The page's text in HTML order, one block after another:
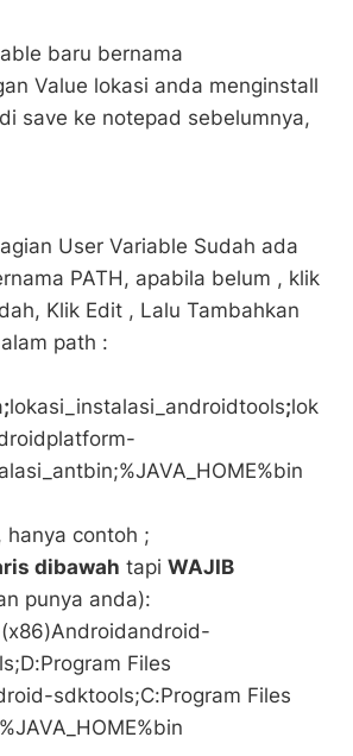
baru bernama
Value lokasi anda menginstall
save ke notepad sebelumnya,
User Variable Sudah ada
PATH, apabila belum , klik
Klik Edit , Lalu Tambahkan
path :
;lokasi_instalasi_androidtools;lok
hanya contoh ;
dibawah tapi WAJIB
punya anda):
Files
sdktools;C:Program Files